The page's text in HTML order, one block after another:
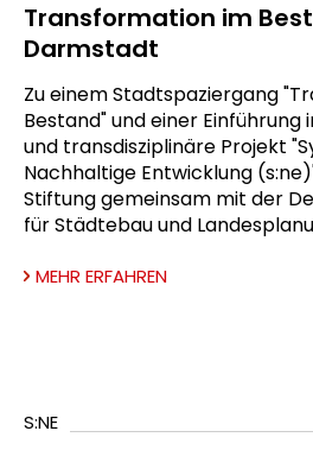
Transformation im
Darmstadt
Zu einem Stadtspaziergang
Bestand" und einer
und transdisziplinäre Projekt
Nachhaltige Entwicklung
Stiftung gemeinsam mit der
für Städtebau und
MEHR ERFAHREN
S:NE